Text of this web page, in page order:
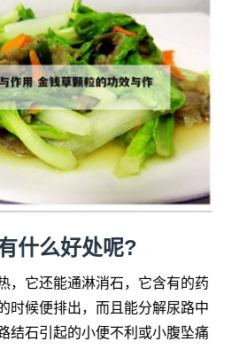
什么好处呢?
，它还能通淋消石，它含有的药
时候便排出，而且能分解尿路中
结石引起的小便不利或小腹坠痛